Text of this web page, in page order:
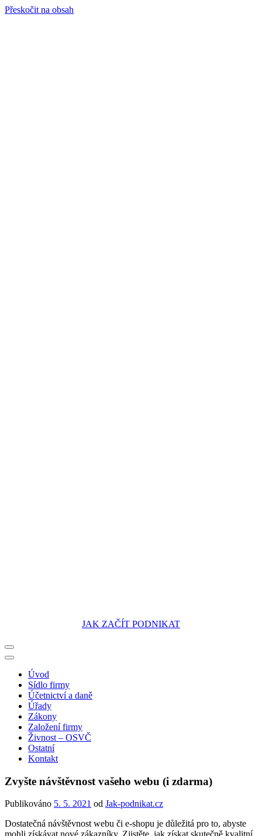
Přeskočit na obsah
JAK ZAČÍT PODNIKAT
Úvod
Sídlo firmy
Účetnictví a daně
Úřady
Zákony
Založení firmy
Živnost – OSVČ
Ostatní
Kontakt
Zvyšte návštěvnost vašeho webu (i zdarma)
Publikováno 5. 5. 2021 od Jak-podnikat.cz
Dostatečná návštěvnost webu či e-shopu je důležitá pro to, abyste